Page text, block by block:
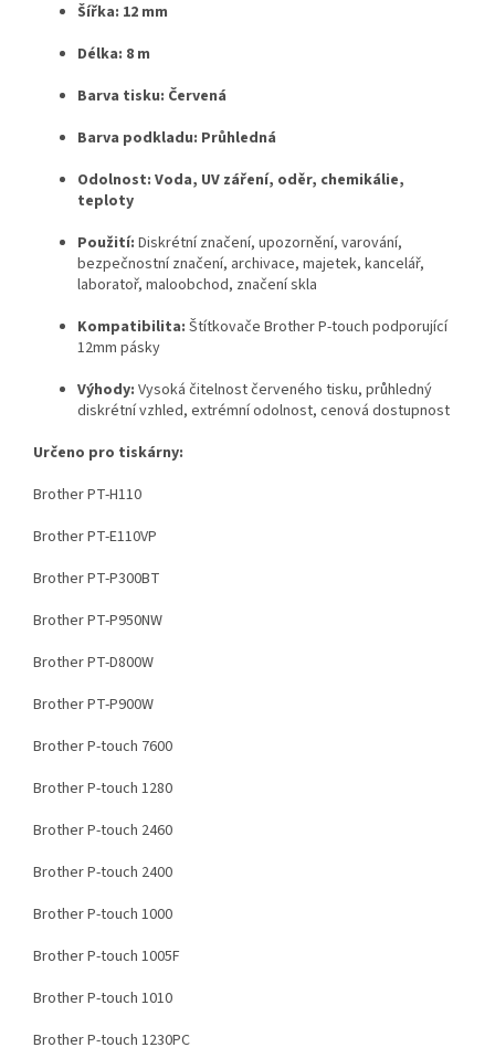
Šířka: 12 mm
Délka: 8 m
Barva tisku: Červená
Barva podkladu: Průhledná
Odolnost: Voda, UV záření, oděr, chemikálie,
teploty
Použití: Diskrétní značení, upozornění, varování,
bezpečnostní značení, archivace, majetek, kancelář,
laboratoř, maloobchod, značení skla
Kompatibilita: Štítkovače Brother P-touch podporující
12mm pásky
Výhody: Vysoká čitelnost červeného tisku, průhledný
diskrétní vzhled, extrémní odolnost, cenová dostupnost
Určeno pro tiskárny:
Brother PT-H110
Brother PT-E110VP
Brother PT-P300BT
Brother PT-P950NW
Brother PT-D800W
Brother PT-P900W
Brother P-touch 7600
Brother P-touch 1280
Brother P-touch 2460
Brother P-touch 2400
Brother P-touch 1000
Brother P-touch 1005F
Brother P-touch 1010
Brother P-touch 1230PC